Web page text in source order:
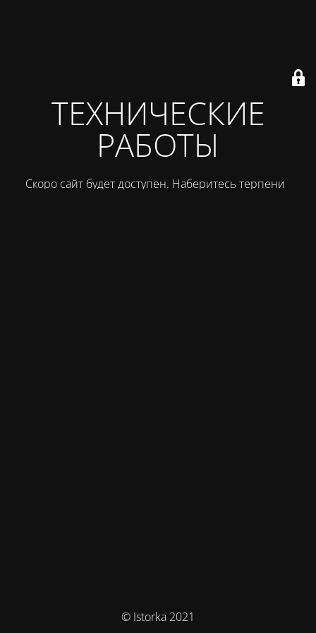
ТЕХНИЧЕСКИЕ
РАБОТЫ
Скоро сайт будет доступен. Наберитесь терпения
© Istorka 2021